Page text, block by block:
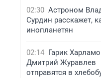
02:30 Астроном
Сурдин расскажет,
инопланетян
02:14 Гарик
Дмитрий Журавлев
отправятся в